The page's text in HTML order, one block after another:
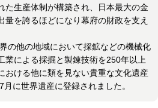
た生産体制が構築され、日本最大の金
量を誇るほどになり幕府の財政を支え
の他の地域において採鉱などの機械化
業による採掘と製錬技術を250年以上
おける他に類を見ない貴重な文化遺産
に世界遺産に登録されました。